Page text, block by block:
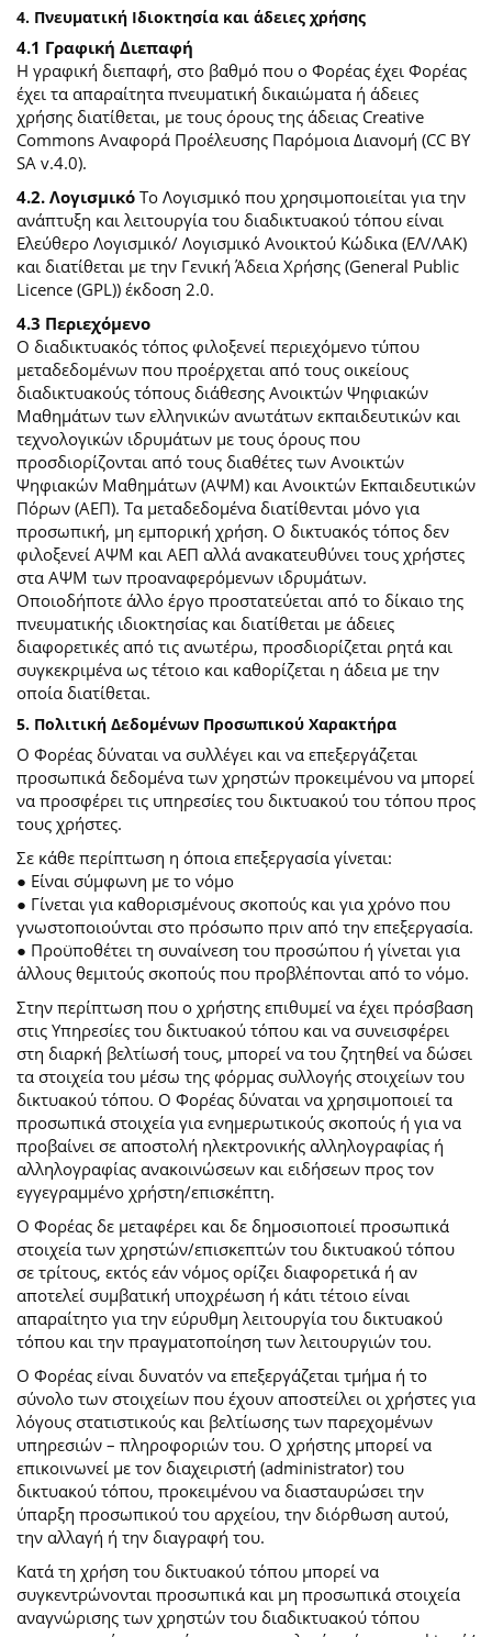
4. Πνευματική Ιδιοκτησία και άδειες χρήσης
4.1 Γραφική Διεπαφή
Η γραφική διεπαφή, στο βαθμό που ο Φορέας έχει Φορέας
έχει τα απαραίτητα πνευματική δικαιώματα ή άδειες
χρήσης διατίθεται, με τους όρους της άδειας Creative
Commons Αναφορά Προέλευσης Παρόμοια Διανομή (CC BY
SA v.4.0).
4.2. ΛογισμικόΤο Λογισμικό που χρησιμοποιείται για την
ανάπτυξη και λειτουργία του διαδικτυακού τόπου είναι
Ελεύθερο Λογισμικό/ Λογισμικό Ανοικτού Κώδικα (ΕΛ/ΛΑΚ)
και διατίθεται με την Γενική Άδεια Χρήσης (General Public
Licence (GPL)) έκδοση 2.0.
4.3 Περιεχόμενο
O διαδικτυακός τόπος φιλοξενεί περιεχόμενο τύπου
μεταδεδομένων που προέρχεται από τους οικείους
διαδικτυακούς τόπους διάθεσης Ανοικτών Ψηφιακών
Μαθημάτων των ελληνικών ανωτάτων εκπαιδευτικών και
τεχνολογικών ιδρυμάτων με τους όρους που
προσδιορίζονται από τους διαθέτες των Ανοικτών
Ψηφιακών Μαθημάτων (ΑΨΜ) και Ανοικτών Εκπαιδευτικών
Πόρων (ΑΕΠ). Τα μεταδεδομένα διατίθενται μόνο για
προσωπική, μη εμπορική χρήση. Ο δικτυακός τόπος δεν
φιλοξενεί ΑΨΜ και ΑΕΠ αλλά ανακατευθύνει τους χρήστες
στα ΑΨΜ των προαναφερόμενων ιδρυμάτων.
Οποιοδήποτε άλλο έργο προστατεύεται από το δίκαιο της
πνευματικής ιδιοκτησίας και διατίθεται με άδειες
διαφορετικές από τις ανωτέρω, προσδιορίζεται ρητά και
συγκεκριμένα ως τέτοιο και καθορίζεται η άδεια με την
οποία διατίθεται.
5. Πολιτική Δεδομένων Προσωπικού Χαρακτήρα
Ο Φορέας δύναται να συλλέγει και να επεξεργάζεται
προσωπικά δεδομένα των χρηστών προκειμένου να μπορεί
να προσφέρει τις υπηρεσίες του δικτυακού του τόπου προς
τους χρήστες.
Σε κάθε περίπτωση η όποια επεξεργασία γίνεται:
● Είναι σύμφωνη με το νόμο
● Γίνεται για καθορισμένους σκοπούς και για χρόνο που
γνωστοποιούνται στο πρόσωπο πριν από την επεξεργασία.
● Προϋποθέτει τη συναίνεση του προσώπου ή γίνεται για
άλλους θεμιτούς σκοπούς που προβλέπονται από το νόμο.
Στην περίπτωση που ο χρήστης επιθυμεί να έχει πρόσβαση
στις Υπηρεσίες του δικτυακού τόπου και να συνεισφέρει
στη διαρκή βελτίωσή τους, μπορεί να του ζητηθεί να δώσει
τα στοιχεία του μέσω της φόρμας συλλογής στοιχείων του
δικτυακού τόπου. Ο Φορέας δύναται να χρησιμοποιεί τα
προσωπικά στοιχεία για ενημερωτικούς σκοπούς ή για να
προβαίνει σε αποστολή ηλεκτρονικής αλληλογραφίας ή
αλληλογραφίας ανακοινώσεων και ειδήσεων προς τον
εγγεγραμμένο χρήστη/επισκέπτη.
Ο Φορέας δε μεταφέρει και δε δημοσιοποιεί προσωπικά
στοιχεία των χρηστών/επισκεπτών του δικτυακού τόπου
σε τρίτους, εκτός εάν νόμος ορίζει διαφορετικά ή αν
αποτελεί συμβατική υποχρέωση ή κάτι τέτοιο είναι
απαραίτητο για την εύρυθμη λειτουργία του δικτυακού
τόπου και την πραγματοποίηση των λειτουργιών του.
Ο Φορέας είναι δυνατόν να επεξεργάζεται τμήμα ή το
σύνολο των στοιχείων που έχουν αποστείλει οι χρήστες για
λόγους στατιστικούς και βελτίωσης των παρεχομένων
υπηρεσιών – πληροφοριών του. Ο χρήστης μπορεί να
επικοινωνεί με τον διαχειριστή (administrator) του
δικτυακού τόπου, προκειμένου να διασταυρώσει την
ύπαρξη προσωπικού του αρχείου, την διόρθωση αυτού,
την αλλαγή ή την διαγραφή του.
Κατά τη χρήση του δικτυακού τόπου μπορεί να
συγκεντρώνονται προσωπικά και μη προσωπικά στοιχεία
αναγνώρισης των χρηστών του διαδικτυακού τόπου